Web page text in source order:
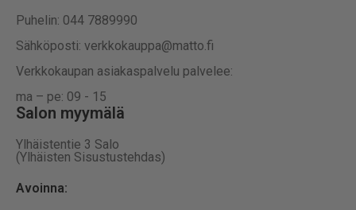
Puhelin: 044 7889990
Sähköposti: verkkokauppa@matto.fi
Verkkokaupan asiakaspalvelu palvelee:
ma – pe: 09 - 15
Salon myymälä
Ylhäistentie 3 Salo
(Ylhäisten Sisustustehdas)
Avoinna: